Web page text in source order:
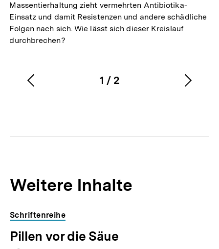
Massentierhaltung zieht vermehrten Antibiotika-
Einsatz und damit Resistenzen und andere schädliche
Folgen nach sich. Wie lässt sich dieser Kreislauf
durchbrechen?
Karussellinhalt
1
von
/ 2
Vorherigen
Weitere Inhalte
Inhaltskarousell
für
weitere
Inhalte
Inhaltskarussell
überspringen
Schriftenreihe
Pillen vor die Säue